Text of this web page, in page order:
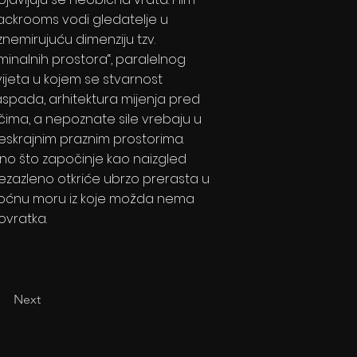
vodi gledatelje u
dimenziju tzv.
prostora“, paralelnog
u kojem se stvarnost
arhitektura mijenja pred
a nepoznate sile vrebaju u
praznim prostorima.
što započinje kao naizgled
otkriće ubrzo prerasta u
moru iz koje možda nema
Next